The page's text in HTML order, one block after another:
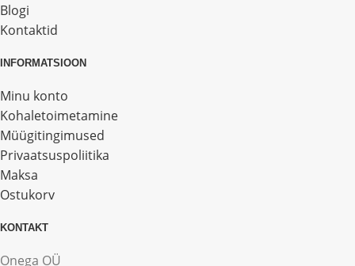
Blogi
Kontaktid
INFORMATSIOON
Minu konto
Kohaletoimetamine
Müügitingimused
Privaatsuspoliitika
Maksa
Ostukorv
KONTAKT
Onega OÜ